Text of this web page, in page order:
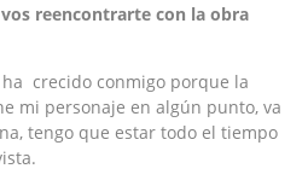
reencontrarte con la obra
crecido conmigo porque la
mi personaje en algún punto, va
tengo que estar todo el tiempo